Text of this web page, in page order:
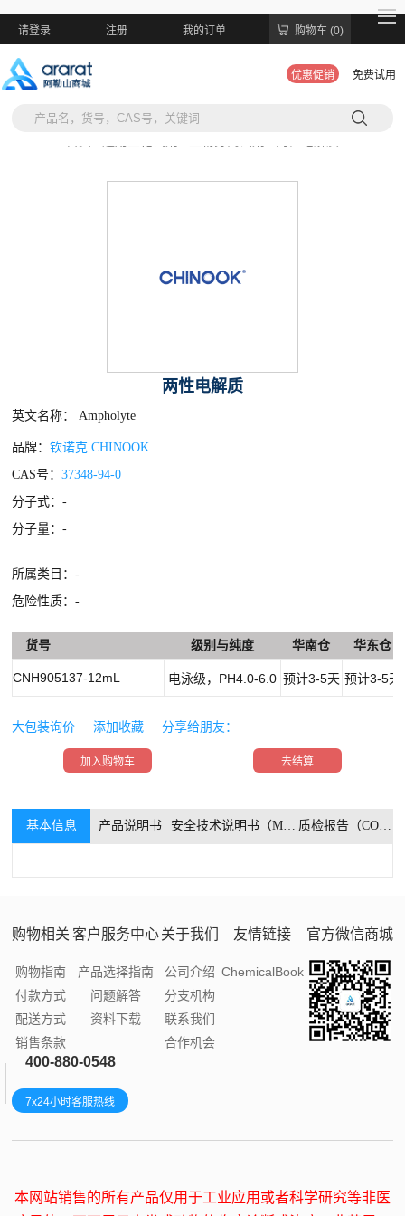
请登录 注册 我的订单 购物车 (0)
优惠促销 免费试用
两性电解质
英文名称： Ampholyte
品牌：钦诺克 CHINOOK
CAS号：37348-94-0
分子式：-
分子量：-
所属类目：-
危险性质：-
货号 级别与纯度 华南仓 华东仓
CNH905137-12mL 电泳级，PH4.0-6.0 预计3-5天 预计3-5天
大包装询价 添加收藏 分享给朋友：
加入购物车 去结算
基本信息 产品说明书 安全技术说明书（MSDS） 质检报告（COA）
购物相关
购物指南
付款方式
配送方式
销售条款
客户服务中心
产品选择指南
问题解答
资料下载
关于我们
公司介绍
分支机构
联系我们
合作机会
友情链接
ChemicalBook
官方微信商城
400-880-0548
7x24小时客服热线
本网站销售的所有产品仅用于工业应用或者科学研究等非医